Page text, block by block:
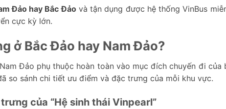
Đảo hay Bắc Đảovà tận dụng được hệ thống VinBus
cực kỳ lớn.
ở Bắc Đảo hay Nam Đảo?
Đảo phụ thuộc hoàn toàn vào mục đích chuyến đi của
so sánh chi tiết ưu điểm và đặc trưng của mỗi khu vực.
của “Hệ sinh thái Vinpearl”